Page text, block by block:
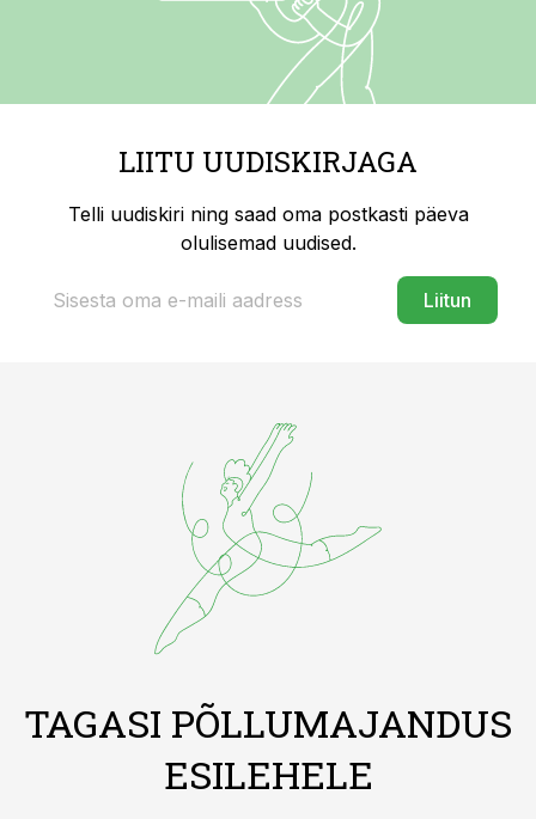
LIITU UUDISKIRJAGA
Telli uudiskiri ning saad oma postkasti päeva
olulisemad uudised.
Liitun
TAGASI PÕLLUMAJANDUS
ESILEHELE